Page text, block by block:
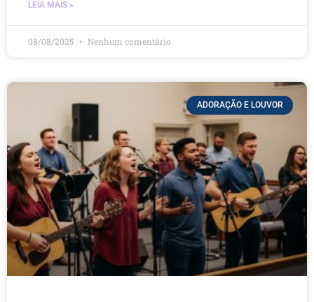
LEIA MAIS »
08/08/2025 Nenhum comentário
ADORAÇÃO E LOUVOR